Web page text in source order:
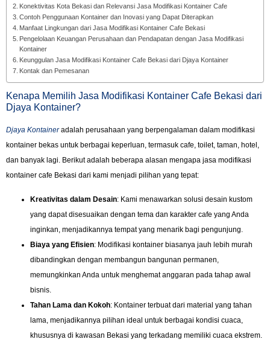
Konektivitas Kota Bekasi dan Relevansi Jasa Modifikasi Kontainer Cafe
Contoh Penggunaan Kontainer dan Inovasi yang Dapat Diterapkan
Manfaat Lingkungan dari Jasa Modifikasi Kontainer Cafe Bekasi
Pengelolaan Keuangan Perusahaan dan Pendapatan dengan Jasa Modifikasi
Kontainer
Keunggulan Jasa Modifikasi Kontainer Cafe Bekasi dari Djaya Kontainer
Kontak dan Pemesanan
Kenapa Memilih Jasa Modifikasi Kontainer Cafe Bekasi dari
Djaya Kontainer?
Djaya Kontaineradalah perusahaan yang berpengalaman dalam modifikasi
kontainer bekas untuk berbagai keperluan, termasuk cafe, toilet, taman, hotel,
dan banyak lagi. Berikut adalah beberapa alasan mengapa jasa modifikasi
kontainer cafe Bekasi dari kami menjadi pilihan yang tepat:
Kreativitas dalam Desain: Kami menawarkan solusi desain kustom
yang dapat disesuaikan dengan tema dan karakter cafe yang Anda
inginkan, menjadikannya tempat yang menarik bagi pengunjung.
Biaya yang Efisien: Modifikasi kontainer biasanya jauh lebih murah
dibandingkan dengan membangun bangunan permanen,
memungkinkan Anda untuk menghemat anggaran pada tahap awal
bisnis.
Tahan Lama dan Kokoh: Kontainer terbuat dari material yang tahan
lama, menjadikannya pilihan ideal untuk berbagai kondisi cuaca,
khususnya di kawasan Bekasi yang terkadang memiliki cuaca ekstrem.